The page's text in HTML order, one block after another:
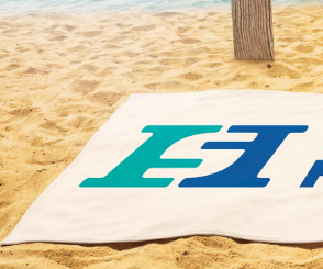
Parameters
RPM: 1000 - 1300
Hardsteen 20 mm: Speed 1 m/
Hardsteen 100 mm: Speed 0,5